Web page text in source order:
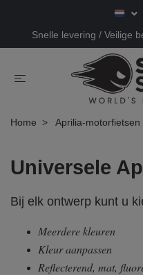
Snelle levering / Veilige
Home Aprilia-motorfietsen
Universele
Bij elk ontwerp kunt u
Meerdere kleuren
Kleur aanpassen
Reflecterend, mat,